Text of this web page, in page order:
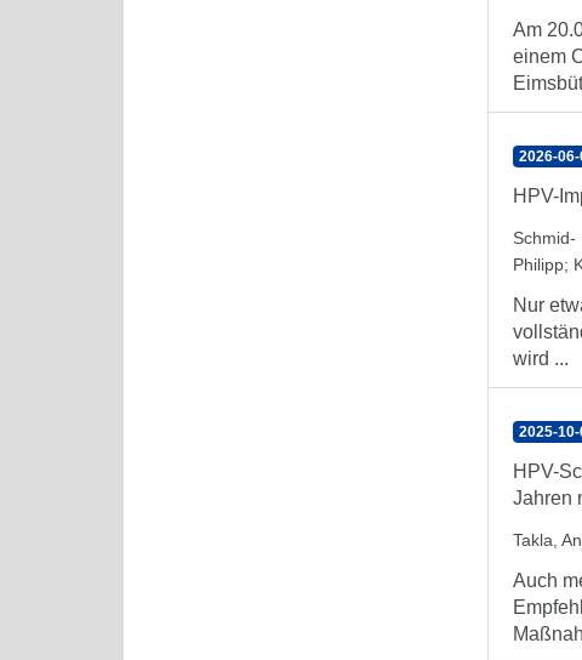
Am
einem
2026-
HPV-
Schmid-
Philipp;
Nur
wird ...
2025-
HPV-
Jahren
Takla,
Auch